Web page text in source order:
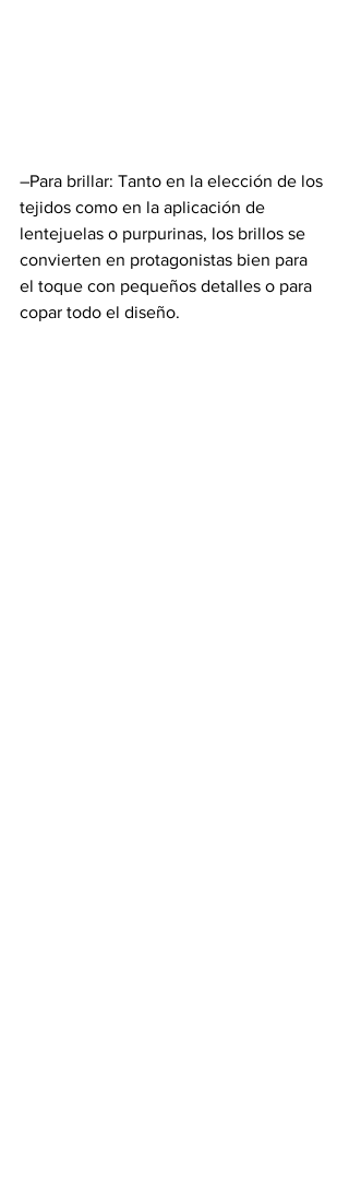
–Para brillar: Tanto en la elección de los
tejidos como en la aplicación de
lentejuelas o purpurinas, los brillos se
convierten en protagonistas bien para
el toque con pequeños detalles o para
copar todo el diseño.